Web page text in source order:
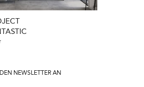
NEWSLETTER AN